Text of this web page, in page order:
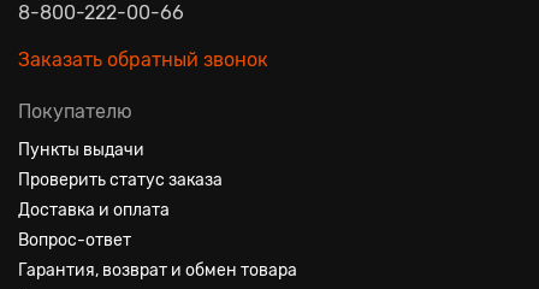
8-800-222-00-66
Заказать обратный звонок
Покупателю
Пункты выдачи
Проверить статус заказа
Доставка и оплата
Вопрос-ответ
Гарантия, возврат и обмен товара